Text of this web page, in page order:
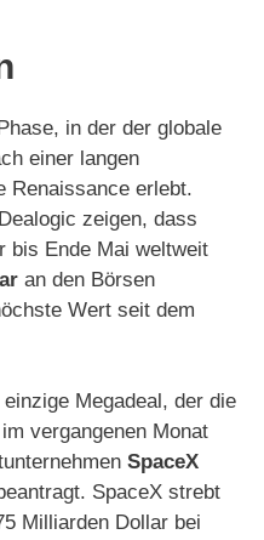
in der der globale
einer langen
Renaissance erlebt.
zeigen, dass
bis Ende Mai weltweit
an den Börsen
Wert seit dem
Megadeal, der die
vergangenen Monat
SpaceX
SpaceX strebt
Milliarden Dollar bei